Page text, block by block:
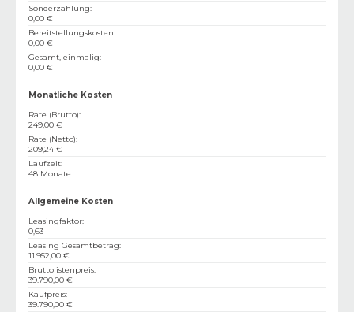
Sonderzahlung:
0,00 €
Bereitstellungskosten:
0,00 €
Gesamt, einmalig:
0,00 €
Monatliche Kosten
Rate (Brutto):
249,00 €
Rate (Netto):
209,24 €
Laufzeit:
48 Monate
Allgemeine Kosten
Leasingfaktor:
0,63
Leasing Gesamtbetrag:
11.952,00 €
Bruttolistenpreis:
39.790,00 €
Kaufpreis:
39.790,00 €